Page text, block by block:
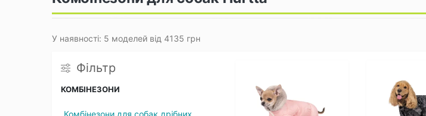
У наявності: 5 моделей від 4135 грн
Фільтр
КОМБІНЕЗОНИ
Комбінезони для собак дрібних